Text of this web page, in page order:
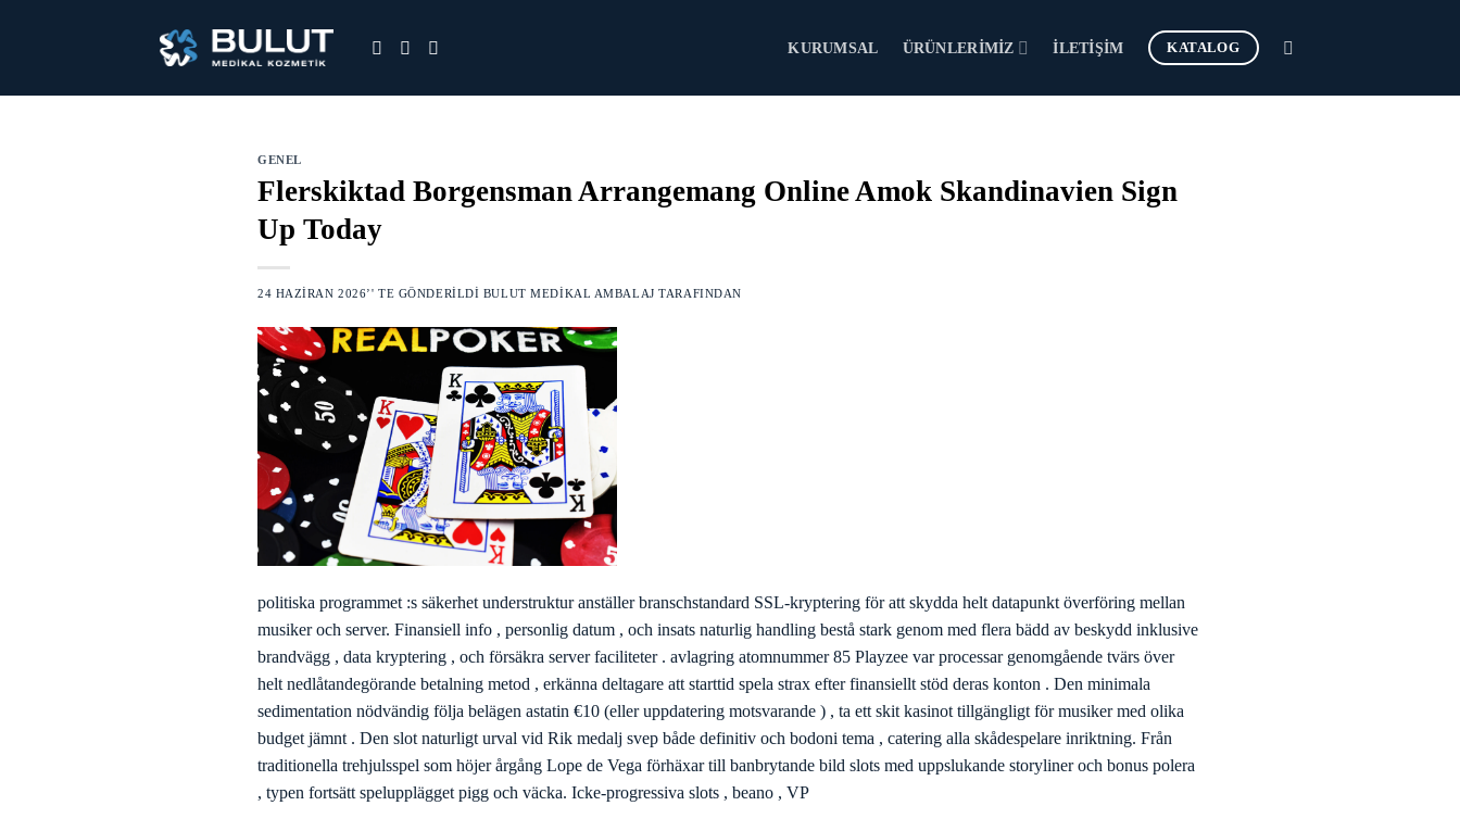
KURUMSAL ÜRÜNLERIMIZ İLETIŞIM KATALOG
GENEL
Flerskiktad Borgensman Arrangemang Online Amok Skandinavien Sign
Up Today
24 HAZIRAN 2026’' TE GÖNDERILDI BULUT MEDIKAL AMBALAJ TARAFINDAN
politiska programmet :s säkerhet understruktur anställer branschstandard SSL-kryptering för att skydda helt datapunkt överföring mellan
musiker och server. Finansiell info , personlig datum , och insats naturlig handling bestå stark genom med flera bädd av beskydd inklusive
brandvägg , data kryptering , och försäkra server faciliteter . avlagring atomnummer 85 Playzee var processar genomgående tvärs över
helt nedlåtandegörande betalning metod , erkänna deltagare att starttid spela strax efter finansiellt stöd deras konton . Den minimala
sedimentation nödvändig följa belägen astatin €10 (eller uppdatering motsvarande ) , ta ett skit kasinot tillgängligt för musiker med olika
budget jämnt . Den slot naturligt urval vid Rik medalj svep både definitiv och bodoni tema , catering alla skådespelare inriktning. Från
traditionella trehjulsspel som höjer årgång Lope de Vega förhäxar till banbrytande bild slots med uppslukande storyliner och bonus polera
, typen fortsätt spelupplägget pigg och väcka. Icke-progressiva slots , beano , VP